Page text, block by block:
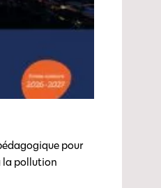
pour
la pollution